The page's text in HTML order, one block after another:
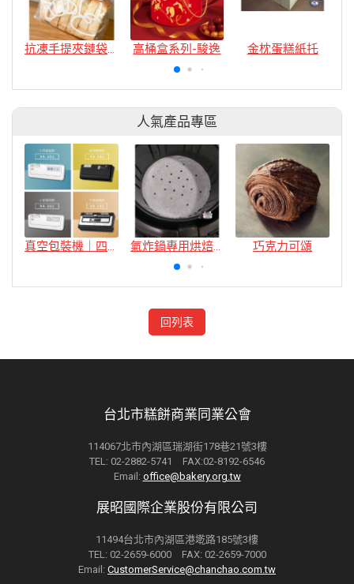
抗凍手提夾鏈袋-小捲雲 高桶盒系列-駿逸 金枕蛋糕紙托
人氣產品專區
真空包裝機｜四款 氣炸鍋專用烘焙紙 巧克力可頌
回列表
台北市糕餅商業同業公會
114067北市內湖區瑞湖街178巷21號3樓
TEL: 02-2882-5741 FAX:02-8192-6546
Email: office@bakery.org.tw
展昭國際企業股份有限公司
11494台北市內湖區港墘路185號3樓
TEL: 02-2659-6000 FAX: 02-2659-7000
Email: CustomerService@chanchao.com.tw